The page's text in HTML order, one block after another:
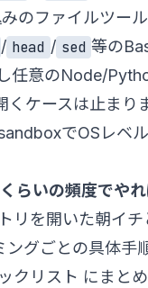
のファイルツー
/ head / sed 等の
任意のNode/
くケースは止まり
でOSレベ
らいの頻度でや
リを開いた朝イ
ングごとの具体手
クリスト にまと